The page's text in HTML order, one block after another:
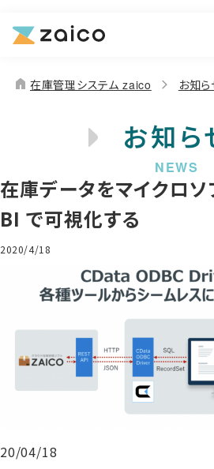
機能
お役立ち情報
home 在庫管理システム zaico お知ら
お知ら
在庫データをマイクロ
BI で可視化する
2020/4/18
20/04/18